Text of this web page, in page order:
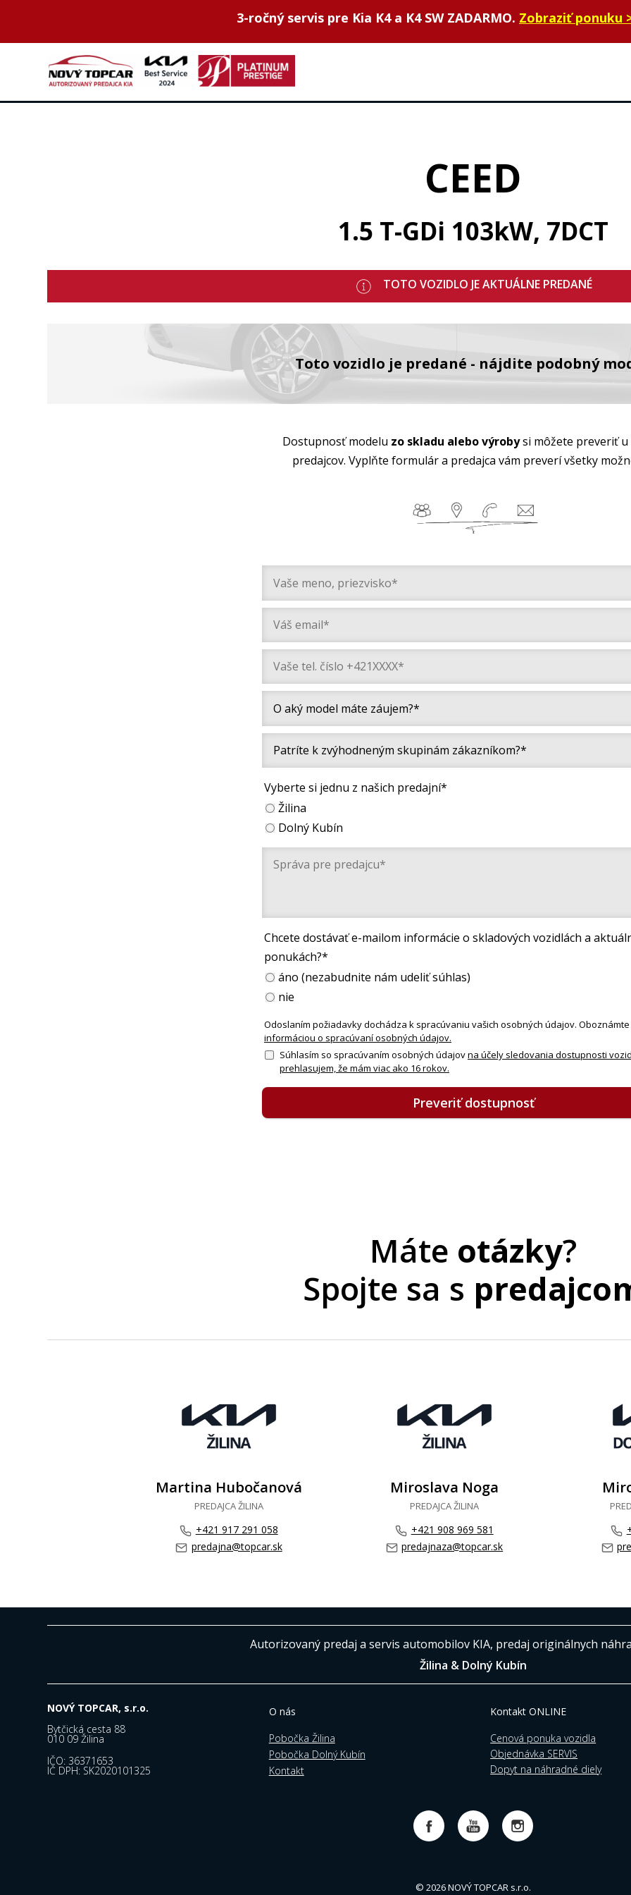
3-ročný servis pre Kia K4 a K4 SW ZADARMO. Zobraziť ponuku
CEED
1.5 T-GDi 103kW, 7DCT
TOTO VOZIDLO JE AKTUÁLNE PREDANÉ
Toto vozidlo je predané - nájdite podobný
Dostupnosť modelu zo skladu alebo výrobysi môžete preveriť u
predajcov. Vyplňte formulár a predajca vám preverí všetky
Vyberte si jednu z našich predajní*
Žilina
Dolný Kubín
Chcete dostávať e-mailom informácie o skladových vozidlách a
ponukách?*
áno (nezabudnite nám udeliť súhlas)
nie
Odoslaním požiadavky dochádza k spracúvaniu vašich osobných údajov.
informáciou o spracúvaní osobných údajov.
Súhlasím so spracúvaním osobných údajovna účely sledovania dostupnosti
prehlasujem, že mám viac ako 16 rokov.
Preveriť dostupnosť
Máte otázky?
Spojte sa s
Martina Hubočanová
PREDAJCA ŽILINA
+421 917 291 058
predajna@topcar.sk
Miroslava Noga
PREDAJCA ŽILINA
+421 908 969 581
predajnaza@topcar.sk
Autorizovaný predaj a servis automobilov KIA, predaj originálnych
Žilina & Dolný Kubín
NOVÝ TOPCAR, s.r.o.
Bytčická cesta 88
010 09 Žilina
IČO: 36371653
IČ DPH: SK2020101325
O nás
Pobočka Žilina
Pobočka Dolný Kubín
Kontakt
Kontakt ONLINE
Cenová ponuka vozidla
Objednávka SERVIS
Dopyt na náhradné diely
© 2026 NOVÝ TOPCAR s.r.o.